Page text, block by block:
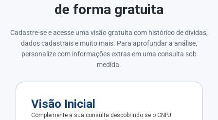
de forma gratuita
Cadastre-se e acesse uma visão gratuita com histórico de dívidas,
dados cadastrais e muito mais. Para aprofundar a análise,
personalize com informações extras em uma consulta sob
medida.
Visão Inicial
Complemente a sua consulta descobrindo se o CNPJ